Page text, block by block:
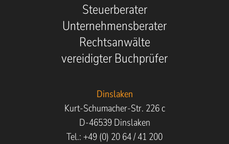
Steuerberater
Unternehmensberater
Rechtsanwälte
vereidigter Buchprüfer
Dinslaken
Kurt-Schumacher-Str. 226 c
D-46539 Dinslaken
Tel.: +49 (0) 20 64 / 41 200